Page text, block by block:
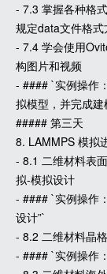
- 7.3 掌握各种格
规定data文件格式
- 7.4 学会使用
构图片和视频
- #### `实例操作
拟模型，并完成建
##### 第三天
8. LAMMPS 模拟
- 8.1 二维材料表
拟-模拟设计
- #### `实例操作
设计”`
- 8.2 二维材料晶
- #### `实例操作